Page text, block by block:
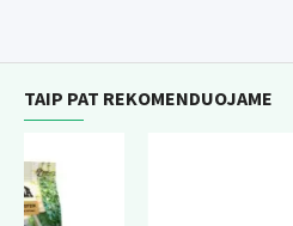
TAIP PAT REKOMENDUOJAME